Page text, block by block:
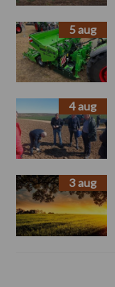
5 aug
4 aug
3 aug